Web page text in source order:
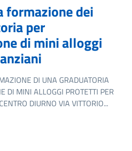
formazione dei
per
di mini alloggi
DI UNA GRADUATORIA
DI MINI ALLOGGI PROTETTI PER
DIURNO VIA VITTORIO...